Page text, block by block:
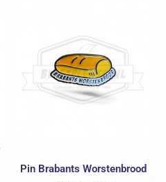
Pin Brabants Worstenbrood